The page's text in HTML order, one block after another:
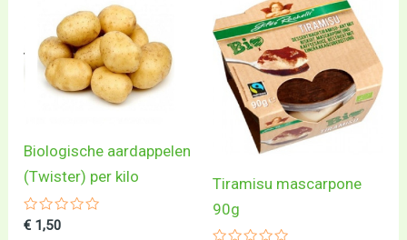
Biologische aardappelen
(Twister) per kilo
Gewaardeerd
€ 1,50
Tiramisu mascarpone
90g